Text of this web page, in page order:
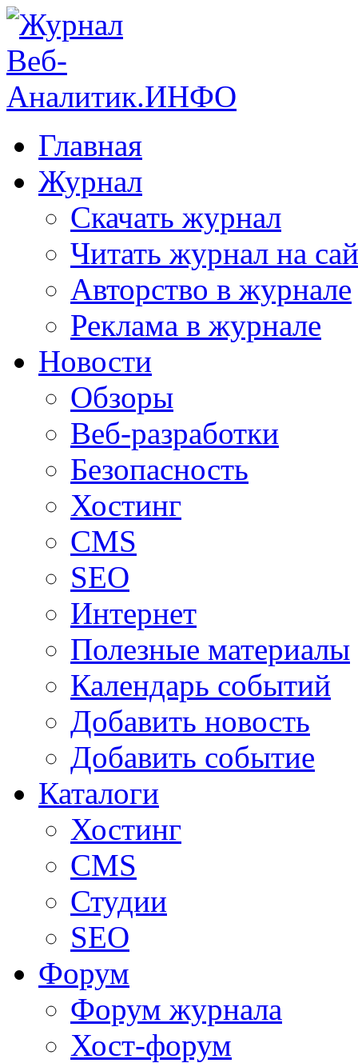
Главная
Журнал
Скачать журнал
Читать журнал на
Авторство в журнале
Реклама в журнале
Новости
Обзоры
Веб-разработки
Безопасность
Хостинг
CMS
SEO
Интернет
Полезные материалы
Календарь событий
Добавить новость
Добавить событие
Каталоги
Хостинг
CMS
Студии
SEO
Форум
Форум журнала
Хост-форум